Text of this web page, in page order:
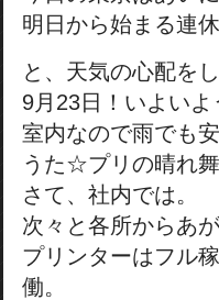
明日から始まる連
と、天気の心配を
9月23日！いよい
室内なので雨でも
うた☆プリの晴れ
さて、社内では。
次々と各所からあ
プリンターはフル
働。